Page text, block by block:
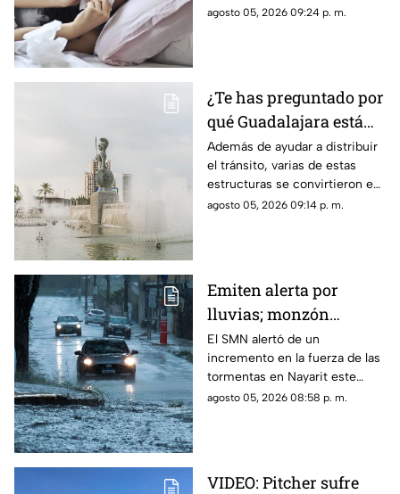
afectar al organismo justo al
agosto 05, 2026 09:24 p. m.
¿Te has preguntado por
qué Guadalajara está
llena de glorietas? Esta
es la razón
Además de ayudar a distribuir
el tránsito, varias de estas
estructuras se convirtieron en
símbolos de la ciudad y puntos
agosto 05, 2026 09:14 p. m.
Emiten alerta por
lluvias; monzón
mexicano intensificará
las tormentas en
Nayarit
El SMN alertó de un
incremento en la fuerza de las
tormentas en Nayarit este
jueves 6 de agosto
agosto 05, 2026 08:58 p. m.
VIDEO: Pitcher sufre